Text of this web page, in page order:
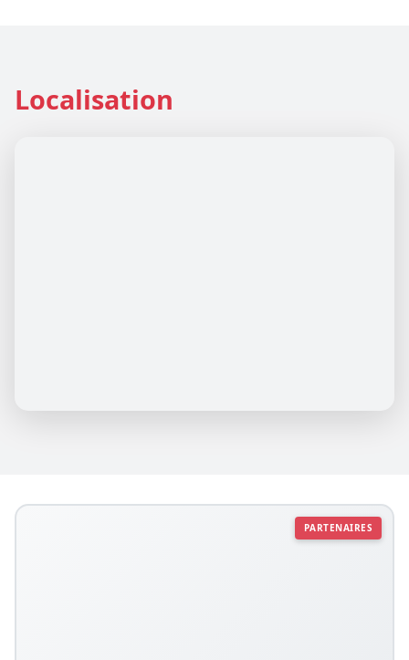
Localisation
PARTENAIRES